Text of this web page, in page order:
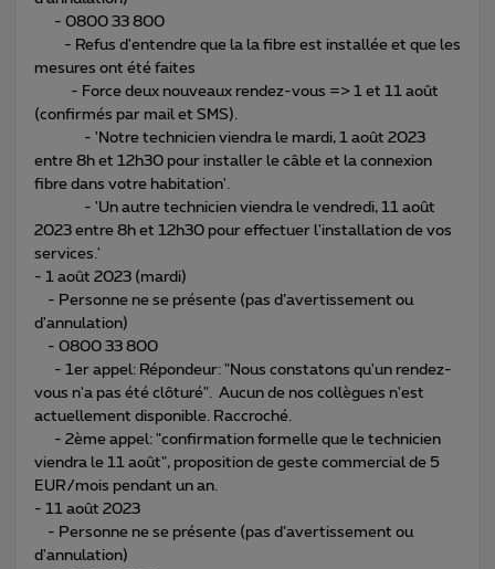
- 0800 33 800
- Refus d'entendre que la la fibre est installée et que les
mesures ont été faites
- Force deux nouveaux rendez-vous => 1 et 11 août
(confirmés par mail et SMS).
- 'Notre technicien viendra le mardi, 1 août 2023
entre 8h et 12h30 pour installer le câble et la connexion
fibre dans votre habitation'.
- 'Un autre technicien viendra le vendredi, 11 août
2023 entre 8h et 12h30 pour effectuer l'installation de vos
services.'
- 1 août 2023 (mardi)
- Personne ne se présente (pas d’avertissement ou
d'annulation)
- 0800 33 800
- 1er appel: Répondeur: "Nous constatons qu'un rendez-
vous n'a pas été clôturé". Aucun de nos collègues n'est
actuellement disponible. Raccroché.
- 2ème appel: "confirmation formelle que le technicien
viendra le 11 août", proposition de geste commercial de 5
EUR/mois pendant un an.
- 11 août 2023
- Personne ne se présente (pas d’avertissement ou
d'annulation)